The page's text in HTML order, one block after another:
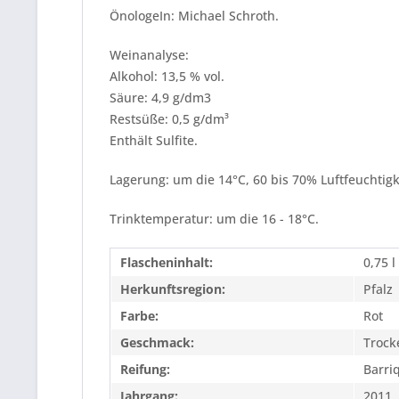
ÖnologeIn: Michael Schroth.
Weinanalyse:
Alkohol: 13,5 % vol.
Säure: 4,9 g/dm3
Restsüße: 0,5 g/dm³
Enthält Sulfite.
Lagerung: um die 14°C, 60 bis 70%
Trinktemperatur: um die 16 - 18°C.
Flascheninhalt:
0,75 l
Herkunftsregion:
Pfalz
Farbe:
Rot
Geschmack:
Reifung: